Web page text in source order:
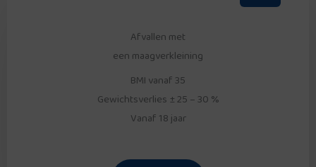
Afvallen met
een maagverkleining
BMI vanaf 35
Gewichtsverlies ± 25 – 30 %
Vanaf 18 jaar